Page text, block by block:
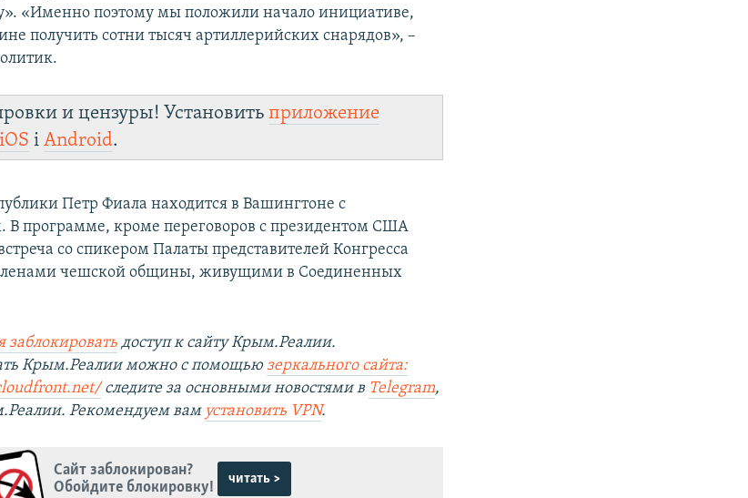
«Именно поэтому мы положили начало инициативе,
получить сотни тысяч артиллерийских снарядов», –
и цензуры! Установитьприложение
iOS іAndroid.
Петр Фиала находится в Вашингтоне с
программе, кроме переговоров с президентом США
со спикером Палаты представителей Конгресса
чешской общины, живущими в Соединенных
заблокировать доступ к сайту Крым.Реалии.
Крым.Реалии можно с помощьюзеркального сайта:
следите за основными новостями в Telegram,
Рекомендуем вам установить VPN.
Сайт заблокирован?
Обойдите блокировку!
читать >